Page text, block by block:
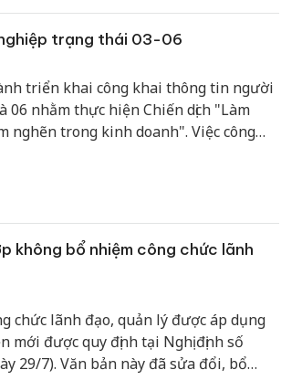
trạng thái 03-06
triển khai công khai thông tin người
nhằm thực hiện Chiến dịch "Làm
nghẽn trong kinh doanh". Việc công
không bổ nhiệm công chức lãnh
chức lãnh đạo, quản lý được áp dụng
mới được quy định tại Nghị định số
29/7). Văn bản này đã sửa đổi, bổ